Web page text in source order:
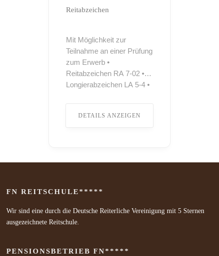
Reitabzeichen
Mit Möglichkeit zur
Teilnahme an einer Prüfung
zum Erwerb •
Reitabzeichen RA 7-02 •
Longierabzeichen LA 5-4 •
Pferdeführerschein Reiten
Gastboxen sowie
Verfügung. Kosten:
Entnehmen Sie bitte dem
Anmeldeformular ...
DETAILS ANZEIGEN
FN REITSCHULE*****
Wir sind eine durch die Deutsche Reiterliche Vereinigung mit 5 Sternen
ausgezeichnete Reitschule.
PENSIONSBETRIEB FN*****